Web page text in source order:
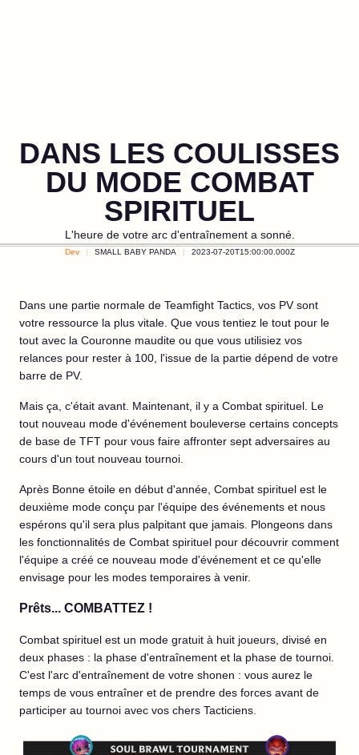
DANS LES COULISSES
DU MODE COMBAT
SPIRITUEL
L'heure de votre arc d'entraînement a sonné.
Dev SMALL BABY PANDA 2023-07-20T15:00:00.000Z
Dans une partie normale de Teamfight Tactics, vos PV sont
votre ressource la plus vitale. Que vous tentiez le tout pour le
tout avec la Couronne maudite ou que vous utilisiez vos
relances pour rester à 100, l'issue de la partie dépend de votre
barre de PV.
Mais ça, c'était avant. Maintenant, il y a Combat spirituel. Le
tout nouveau mode d'événement bouleverse certains concepts
de base de TFT pour vous faire affronter sept adversaires au
cours d'un tout nouveau tournoi.
Après Bonne étoile en début d'année, Combat spirituel est le
deuxième mode conçu par l'équipe des événements et nous
espérons qu'il sera plus palpitant que jamais. Plongeons dans
les fonctionnalités de Combat spirituel pour découvrir comment
l'équipe a créé ce nouveau mode d'événement et ce qu'elle
envisage pour les modes temporaires à venir.
Prêts... COMBATTEZ !
Combat spirituel est un mode gratuit à huit joueurs, divisé en
deux phases : la phase d'entraînement et la phase de tournoi.
C'est l'arc d'entraînement de votre shonen : vous aurez le
temps de vous entraîner et de prendre des forces avant de
participer au tournoi avec vos chers Tacticiens.